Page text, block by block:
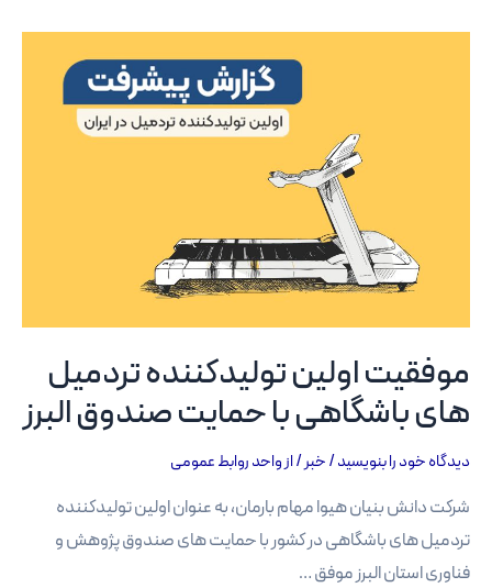
موفقیت اولین تولیدکننده تردمیل
های باشگاهی با حمایت صندوق البرز
دیدگاه‌ خود را بنویسید/خبر/ ازواحد روابط عمومی
شرکت دانش بنیان هیوا مهام بارمان، به عنوان اولین تولیدکننده
تردمیل های باشگاهی در کشور با حمایت های صندوق پژوهش و
فناوری استان البرز موفق …